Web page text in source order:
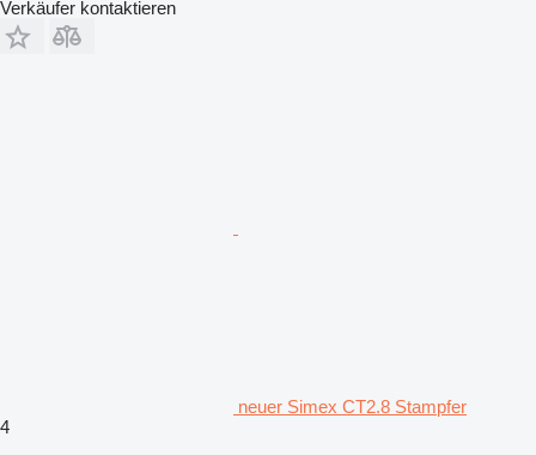
Verkäufer kontaktieren
neuer Simex CT2.8 Stampfer
4